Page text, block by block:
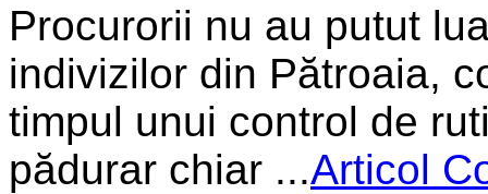
Procurorii nu au putut
indivizilor din Pătroaia,
timpul unui control de
pădurar chiar ...Articol